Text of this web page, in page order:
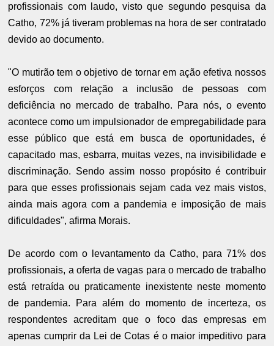
profissionais com laudo, visto que segundo pesquisa da
Catho, 72% já tiveram problemas na hora de ser contratado
devido ao documento.
"O mutirão tem o objetivo de tornar em ação efetiva nossos
esforços com relação a inclusão de pessoas com
deficiência no mercado de trabalho. Para nós, o evento
acontece como um impulsionador de empregabilidade para
esse público que está em busca de oportunidades, é
capacitado mas, esbarra, muitas vezes, na invisibilidade e
discriminação. Sendo assim nosso propósito é contribuir
para que esses profissionais sejam cada vez mais vistos,
ainda mais agora com a pandemia e imposição de mais
dificuldades", afirma Morais.
De acordo com o levantamento da Catho, para 71% dos
profissionais, a oferta de vagas para o mercado de trabalho
está retraída ou praticamente inexistente neste momento
de pandemia. Para além do momento de incerteza, os
respondentes acreditam que o foco das empresas em
apenas cumprir da Lei de Cotas é o maior impeditivo para